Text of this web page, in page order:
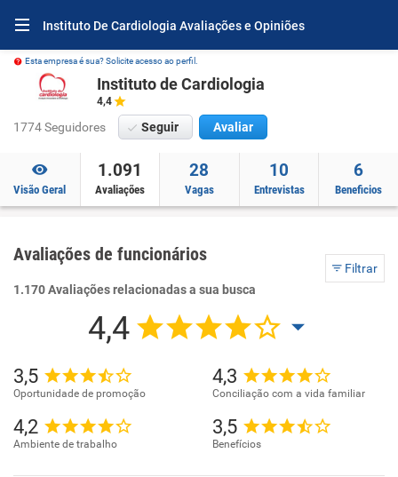
Instituto De Cardiologia Avaliações e Opiniões
Esta empresa é sua? Solicite acesso ao perfil.
Instituto de Cardiologia
4,4
1774 Seguidores Seguir Avaliar
Visão Geral
1.091
Avaliações
28
Vagas
10
Entrevistas
6
Beneficios
Avaliações de funcionários
Filtrar
1.170 Avaliações relacionadas a sua busca
4,4
3,5
Oportunidade de promoção
4,3
Conciliação com a vida familiar
4,2
Ambiente de trabalho
3,5
Benefícios